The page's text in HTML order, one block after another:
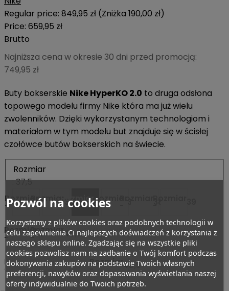
Regular price: 849,95 zł (Zniżka 190,00 zł)
Price: 659,95 zł
Brutto
Najniższa cena w okresie 30 dni przed promocją:
749,95 zł
Buty bokserskie Nike HyperKO 2.0 to druga odsłona
topowego modelu firmy Nike która ma już wielu
zwolenników. Dzięki wykorzystanym technologiom i
materiałom w tym modelu but znajduje się w ścisłej
czołówce butów bokserskich na świecie.
Rozmiar
: 37,5
Rozmiar
- 36
Rozmiar
- 36,5
Rozmiar
- 37,5
Rozmiar
-
Rozmiar
- 40
Rozmiar
- 40,5
Rozmiar
- 41
Rozmiar
- 42
Rozmiar
- 42,5
Rozmiar
- 43
Rozmiar
- 44
Rozmiar
- 44,5
Rozmiar
- 45
Rozmiar
- 45,5
Rozmiar
- 46
Rozmiar
- 47
Pozwól na cookies
Korzystamy z plików cookies oraz podobnych technologii w
celu zapewnienia Ci najlepszych doświadczeń z korzystania z
naszego sklepu online. Zgadzając się na wszystkie pliki
cookies pozwolisz nam na zadbanie o Twój komfort podczas
dokonywania zakupów na podstawie Twoich własnych
preferencji, nawyków oraz dopasowania wyświetlania naszej
oferty indywidualnie do Twoich potrzeb.